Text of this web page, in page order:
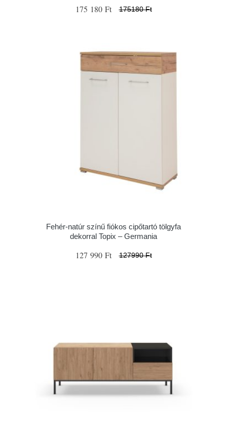
175 180 Ft 175180 Ft
Fehér-natúr színű fiókos cipőtartó tölgyfa
dekorral Topix – Germania
127 990 Ft 127990 Ft